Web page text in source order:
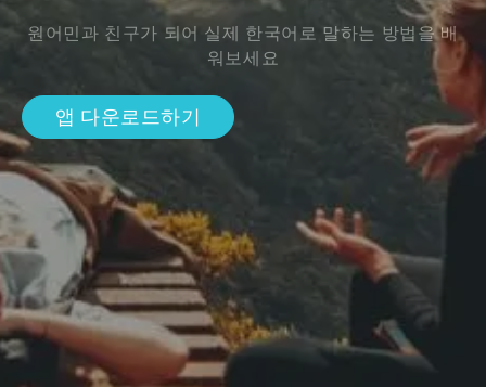
원어민과 친구가 되어 실제 한국어로 말하는 방법을 배
워보세요
앱 다운로드하기